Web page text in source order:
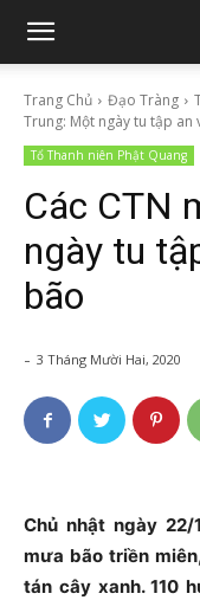
Trang Chủ Đạo Tràng
Trung: Một ngày tu tập an
Tổ Thanh niên Phật Quang
Các CTN
ngày tu
bão
- 3 Tháng Mười Hai, 2020
Chủ nhật ngày
mưa bão triền
tán cây xanh. 110